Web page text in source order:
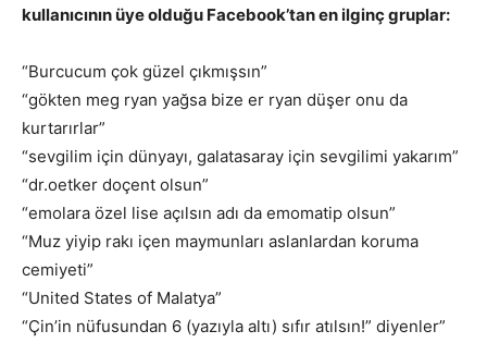
kullanıcının üye olduğu Facebook’tan en ilginç gruplar:
“Burcucum çok güzel çıkmışsın”
“gökten meg ryan yağsa bize er ryan düşer onu da
kurtarırlar”
“sevgilim için dünyayı, galatasaray için sevgilimi yakarım”
“dr.oetker doçent olsun”
“emolara özel lise açılsın adı da emomatip olsun”
“Muz yiyip rakı içen maymunları aslanlardan koruma
cemiyeti”
“United States of Malatya”
“Çin’in nüfusundan 6 (yazıyla altı) sıfır atılsın!” diyenler”